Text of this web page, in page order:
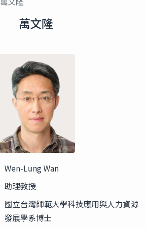
萬文隆
Wen-Lung Wan
助理教授
國立台灣師範大學科技應用與人力資源
發展學系博士